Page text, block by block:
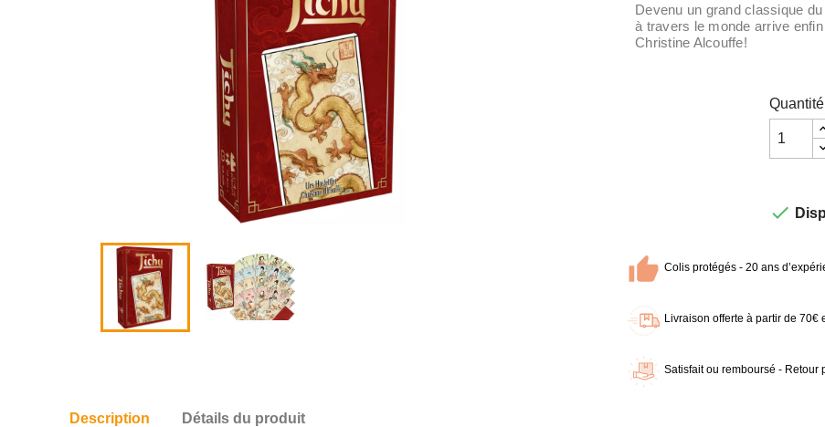
Devenu un grand classique
à travers le monde arrive
Christine Alcouffe!
Quantité

Colis protégés - 20 ans
Livraison offerte à partir de 70€
Satisfait ou remboursé - Retour
Description Détails du produit